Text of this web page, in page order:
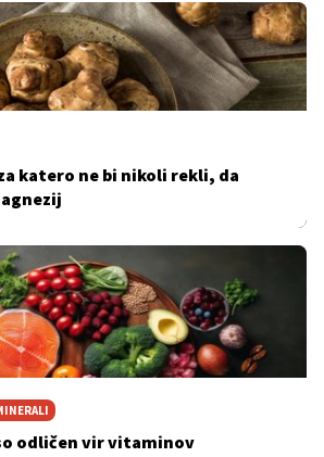
katero ne bi nikoli rekli, da
odličen vir vitaminov